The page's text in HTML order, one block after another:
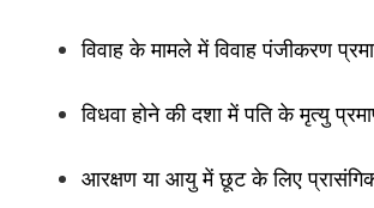
विवाह के मामले में विवाह पंजीकरण
विधवा होने की दशा में पति के मृत्यु
आरक्षण या आयु में छूट के लिए प्रासंगिक